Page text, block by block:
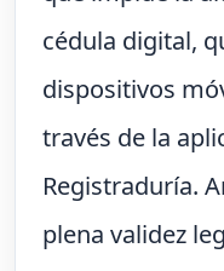
cédula digital,
dispositivos
través de la
Registraduría.
plena validez